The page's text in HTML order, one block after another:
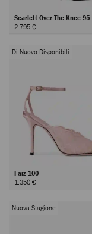
Scarlett Over The Knee 95
2.795 €
Di Nuovo Disponibili
Faiz 100
1.350 €
Nuova Stagione